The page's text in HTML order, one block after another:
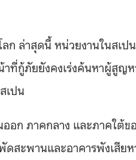
ล่าสุดนี้ หน่วยงานในสเป
กู้ภัยยังคงเร่งค้นหาผู้สูญห
เปน
ก ภาคกลาง และภาคใต้ข
สะพานและอาคารพังเสี